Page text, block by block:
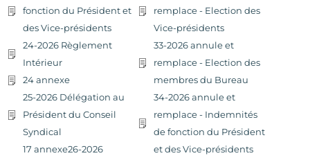
fonction du Président et
des Vice-présidents
24-2026 Règlement
Intérieur
24 annexe
25-2026 Délégation au
Président du Conseil
Syndical
17 annexe26-2026
remplace - Election des
Vice-présidents
33-2026 annule et
remplace - Election des
membres du Bureau
34-2026 annule et
remplace - Indemnités
de fonction du Président
et des Vice-présidents